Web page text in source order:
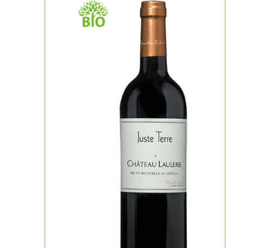
ROUGE
VIEILLI EN
AMPHORE
Elevage de 4 mois en
Amphores de terre cuite de
500 litres produites en
Toscane Les Tanins profon